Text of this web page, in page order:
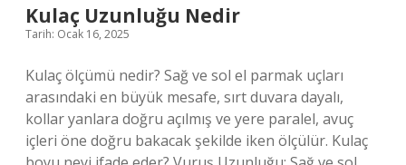
Kulaç Uzunluğu Nedir
Tarih: Ocak 16, 2025
Kulaç ölçümü nedir? Sağ ve sol el parmak uçları
arasındaki en büyük mesafe, sırt duvara dayalı,
kollar yanlara doğru açılmış ve yere paralel, avuç
içleri öne doğru bakacak şekilde iken ölçülür. Kulaç